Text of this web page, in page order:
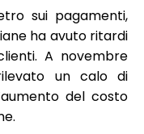
sui pagamenti,
ha avuto ritardi
A novembre
un calo di
del costo